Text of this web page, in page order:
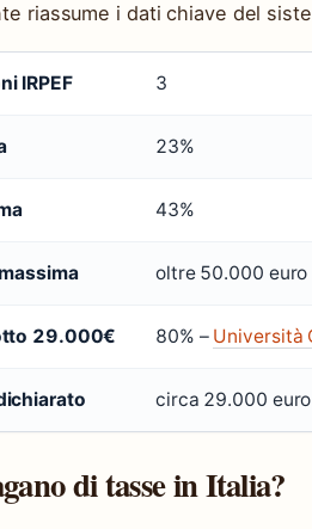
riassume i dati chiave del
IRPEF 3
23%
43%
oltre 50.000 euro
29.000€ 80% – Università
circa 29.000 euro
di tasse in Italia?